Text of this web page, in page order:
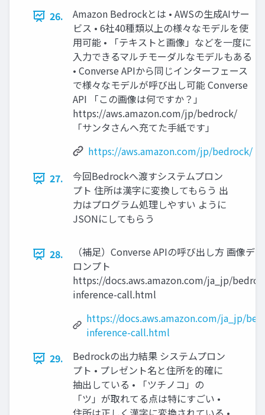
26.
Amazon Bedrockとは • AWSの生成AIサー
ビス • 6社40種類以上の様々なモデルを使
用可能 • 「テキストと画像」などを一度に
入力できるマルチモーダルなモデルもある
• Converse APIから同じインターフェース
で様々なモデルが呼び出し可能 Converse
API 「この画像は何ですか？」
https://aws.amazon.com/jp/bedrock/
「サンタさんへ充てた手紙です」
https://aws.amazon.com/jp/bedrock/
27.
今回Bedrockへ渡すシステムプロン
プト 住所は漢字に変換してもらう 出
力はプログラム処理しやすい ように
JSONにしてもらう
28.
（補足）Converse APIの呼び出し方 画像デ
ロンプト
https://docs.aws.amazon.com/ja_jp/
inference-call.html
https://docs.aws.amazon.com/ja_jp/
inference-call.html
29.
Bedrockの出力結果 システムプロン
プト • プレゼント名と住所を的確に
抽出している • 「ツチノコ」の
「ツ」が取れてる点は特にすごい •